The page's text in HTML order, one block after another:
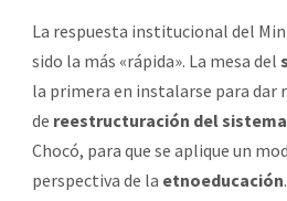
La respuesta institucional del
sido la más «rápida». La mesa del
la primera en instalarse para dar
de reestructuración del
Chocó, para que se aplique un
perspectiva de la etnoeducación.